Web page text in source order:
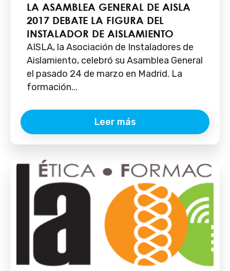
LA ASAMBLEA GENERAL DE AISLA
2017 DEBATE LA FIGURA DEL
INSTALADOR DE AISLAMIENTO
AISLA, la Asociación de Instaladores de
Aislamiento, celebró su Asamblea General
el pasado 24 de marzo en Madrid. La
formación...
Leer más